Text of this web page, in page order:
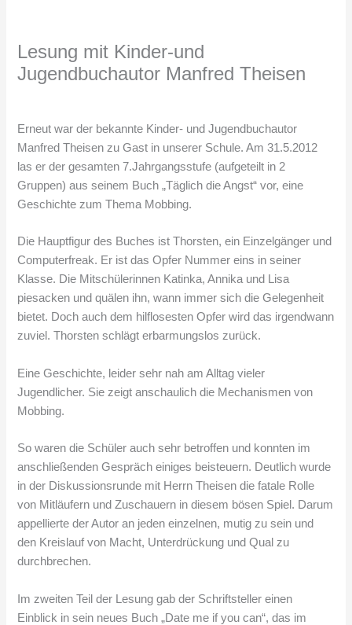
Lesung mit Kinder-und
Jugendbuchautor Manfred Theisen
Erneut war der bekannte Kinder- und Jugendbuchautor
Manfred Theisen zu Gast in unserer Schule. Am 31.5.2012
las er der gesamten 7.Jahrgangsstufe (aufgeteilt in 2
Gruppen) aus seinem Buch „Täglich die Angst“ vor, eine
Geschichte zum Thema Mobbing.
Die Hauptfigur des Buches ist Thorsten, ein Einzelgänger und
Computerfreak. Er ist das Opfer Nummer eins in seiner
Klasse. Die Mitschülerinnen Katinka, Annika und Lisa
piesacken und quälen ihn, wann immer sich die Gelegenheit
bietet. Doch auch dem hilflosesten Opfer wird das irgendwann
zuviel. Thorsten schlägt erbarmungslos zurück.
Eine Geschichte, leider sehr nah am Alltag vieler
Jugendlicher. Sie zeigt anschaulich die Mechanismen von
Mobbing.
So waren die Schüler auch sehr betroffen und konnten im
anschließenden Gespräch einiges beisteuern. Deutlich wurde
in der Diskussionsrunde mit Herrn Theisen die fatale Rolle
von Mitläufern und Zuschauern in diesem bösen Spiel. Darum
appellierte der Autor an jeden einzelnen, mutig zu sein und
den Kreislauf von Macht, Unterdrückung und Qual zu
durchbrechen.
Im zweiten Teil der Lesung gab der Schriftsteller einen
Einblick in sein neues Buch „Date me if you can“, das im